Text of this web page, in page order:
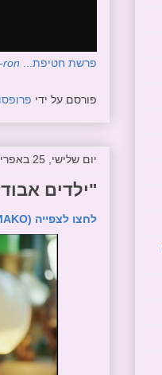
פרשת חטיפת... ron
פורסם על ידי
יום שלישי, 25 באפריל 2017
"ילדים
לחצו לצפייה (MAKO):